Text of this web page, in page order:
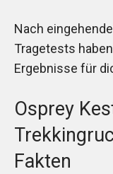
Nach
Tragetests
Ergebnisse für
Osprey
Fakten